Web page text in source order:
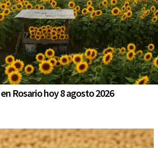
Rosario hoy 8 agosto 2026